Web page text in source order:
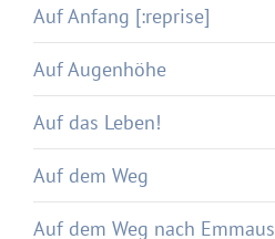
Auf Anfang [:reprise]
Auf Augenhöhe
Auf das Leben!
Auf dem Weg
Auf dem Weg nach Emmaus